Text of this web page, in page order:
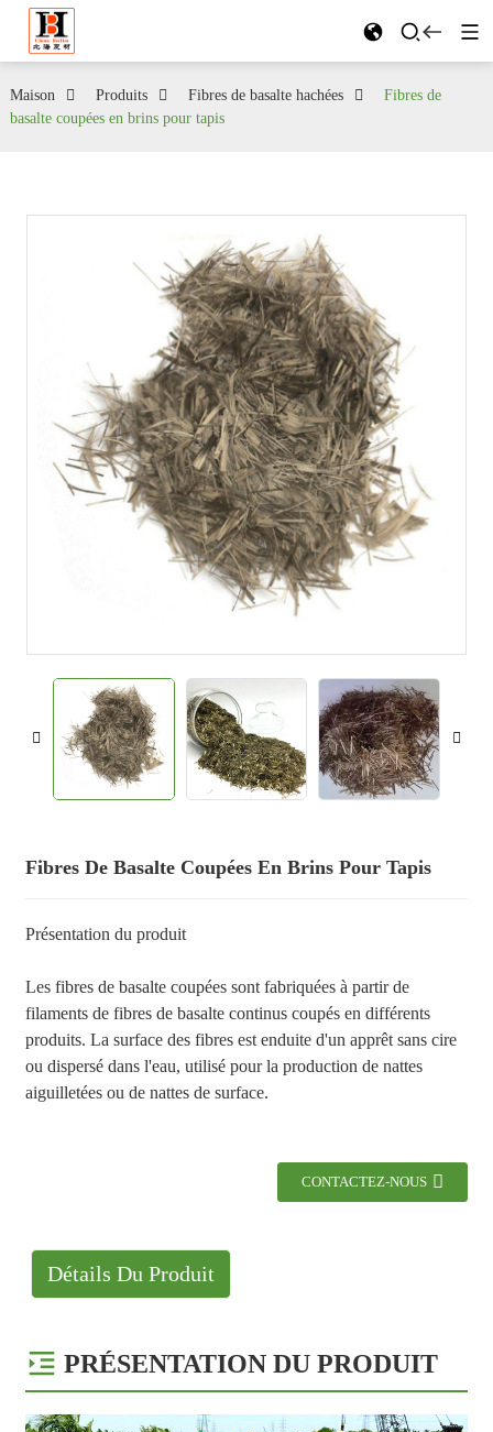
Maison Produits Fibres de basalte hachées
Fibres de
basalte coupées en brins pour tapis
Fibres De Basalte Coupées En Brins Pour Tapis
Présentation du produit
Les fibres de basalte coupées sont fabriquées à partir de
filaments de fibres de basalte continus coupés en différents
produits. La surface des fibres est enduite d'un apprêt sans cire
ou dispersé dans l'eau, utilisé pour la production de nattes
aiguilletées ou de nattes de surface.
CONTACTEZ-NOUS
Détails Du Produit
PRÉSENTATION DU PRODUIT